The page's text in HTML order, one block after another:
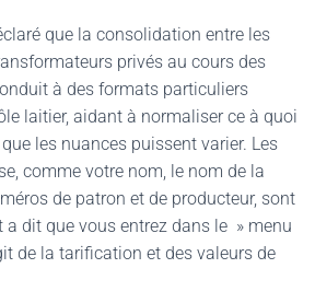
que la consolidation entre les
privés au cours des
à des formats particuliers
laitier, aidant à normaliser ce à quoi
les nuances puissent varier. Les
comme votre nom, le nom de la
de patron et de producteur, sont
a dit que vous entrez dans le » menu
de la tarification et des valeurs de